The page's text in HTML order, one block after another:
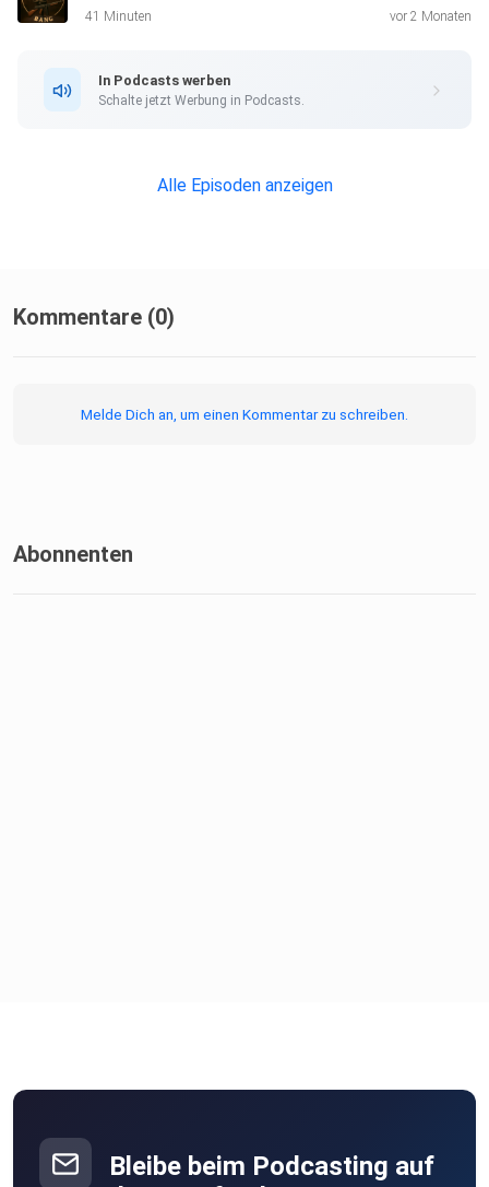
41 Minuten vor 2 Monaten
In Podcasts werben
Schalte jetzt Werbung in Podcasts.
Alle Episoden anzeigen
Kommentare (0)
Melde Dich an, um einen Kommentar zu schreiben.
Abonnenten
Bleibe beim Podcasting auf